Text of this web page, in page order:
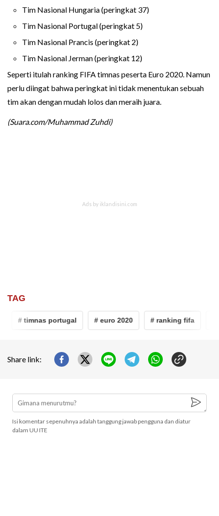
Tim Nasional Hungaria (peringkat 37)
Tim Nasional Portugal (peringkat 5)
Tim Nasional Prancis (peringkat 2)
Tim Nasional Jerman (peringkat 12)
Seperti itulah ranking FIFA timnas peserta Euro 2020. Namun
perlu diingat bahwa peringkat ini tidak menentukan sebuah
tim akan dengan mudah lolos dan meraih juara.
(Suara.com/Muhammad Zuhdi)
TAG
# timnas portugal # euro 2020 # ranking fifa
Share link:
Isi komentar sepenuhnya adalah tanggung jawab pengguna dan diatur
dalam UU ITE